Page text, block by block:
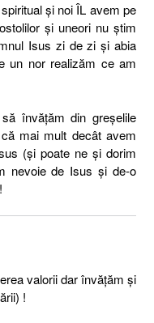
şi noi ÎL avem pe
şi uneori nu ştim
Isus zi de zi şi abia
un nor realizăm ce am
învăţăm din greşelile
mai mult decât avem
(şi poate ne şi dorim
nevoie de Isus şi de-o
valorii dar învăţăm şi
!